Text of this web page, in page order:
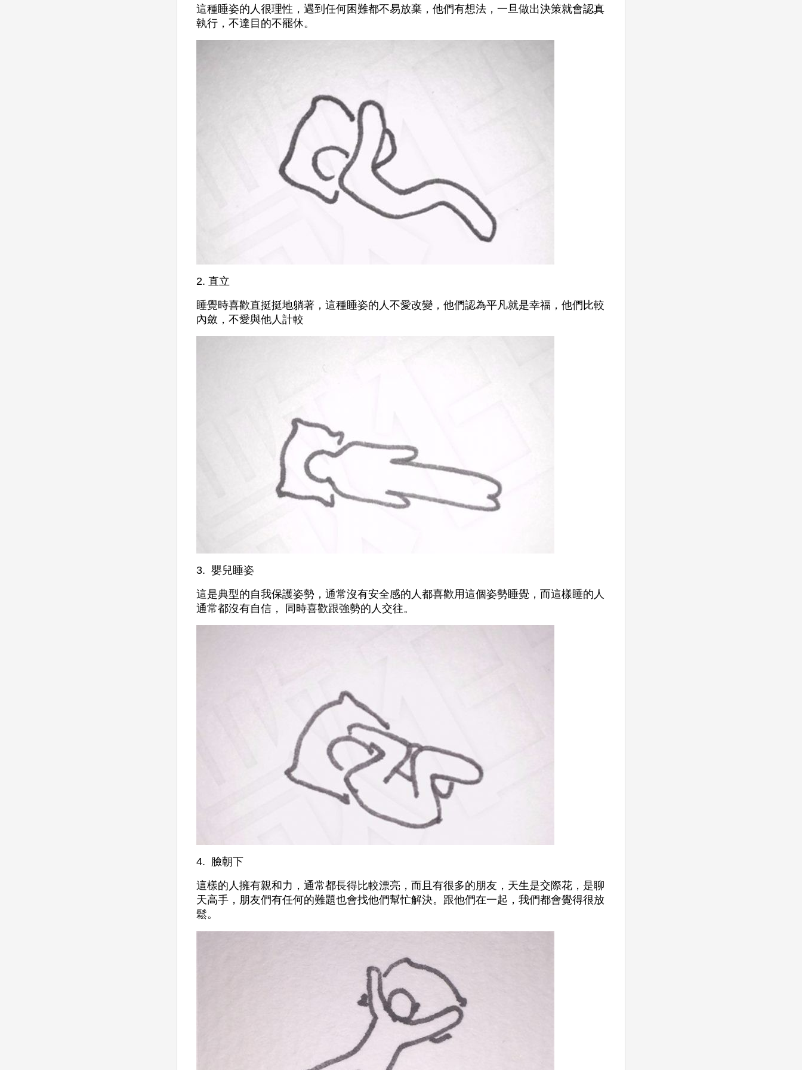
這種睡姿的人很理性，遇到任何困難都不易放棄，他們有想法，一旦做出決策就會認真
執行，不達目的不罷休。
2. 直立
睡覺時喜歡直挺挺地躺著，這種睡姿的人不愛改變，他們認為平凡就是幸福，他們比較
內斂，不愛與他人計較
3. 嬰兒睡姿
這是典型的自我保護姿勢，通常沒有安全感的人都喜歡用這個姿勢睡覺，而這樣睡的人
通常都沒有自信， 同時喜歡跟強勢的人交往。
4. 臉朝下
這樣的人擁有親和力，通常都長得比較漂亮，而且有很多的朋友，天生是交際花，是聊
天高手，朋友們有任何的難題也會找他們幫忙解決。跟他們在一起，我們都會覺得很放
鬆。